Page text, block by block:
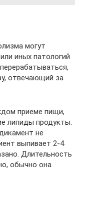
могут
иных патологий
отвечающий за
приеме пищи,
липиды продукты.
не
выпивает 2-4
Длительность
обычно она